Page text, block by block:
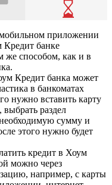
приложении
Кредит банке
же способом, как и в
Кредит банка может
в банкоматах
нужно вставить карту
раздел
сумму и
этого нужно будет
кредит в Хоум
можно через
например, с карты